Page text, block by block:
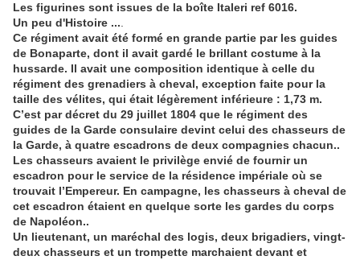
Les figurines sont issues de la boîte Italeri ref 6016.
Un peu d'Histoire ...
Ce régiment avait été formé en grande partie par les guides
de Bonaparte, dont il avait gardé le brillant costume à la
hussarde. Il avait une composition identique à celle du
régiment des grenadiers à cheval, exception faite pour la
taille des vélites, qui était légèrement inférieure : 1,73 m.
C’est par décret du 29 juillet 1804 que le régiment des
guides de la Garde consulaire devint celui des chasseurs de
la Garde, à quatre escadrons de deux compagnies chacun..
Les chasseurs avaient le privilège envié de fournir un
escadron pour le service de la résidence impériale où se
trouvait l’Empereur. En campagne, les chasseurs à cheval de
cet escadron étaient en quelque sorte les gardes du corps
de Napoléon..
Un lieutenant, un maréchal des logis, deux brigadiers, vingt-
deux chasseurs et un trompette marchaient devant et